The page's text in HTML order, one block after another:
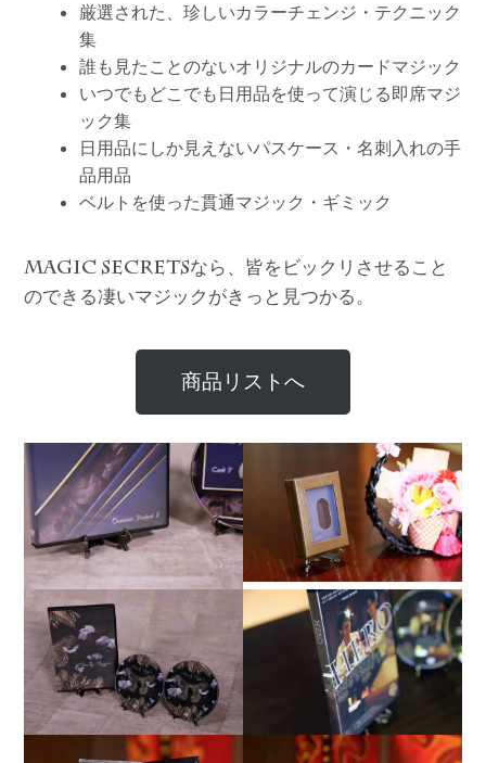
厳選された、珍しいカラーチェンジ・テクニック
集
誰も見たことのないオリジナルのカードマジック
いつでもどこでも日用品を使って演じる即席マジ
ック集
日用品にしか見えないパスケース・名刺入れの手
品用品
ベルトを使った貫通マジック・ギミック
MAGIC SECRETSなら、皆をビックリさせること
のできる凄いマジックがきっと見つかる。
商品リストへ